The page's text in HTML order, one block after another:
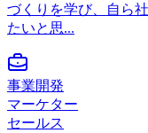
づくりを学び、自ら
たいと思...
事業開発
マーケター
セールス